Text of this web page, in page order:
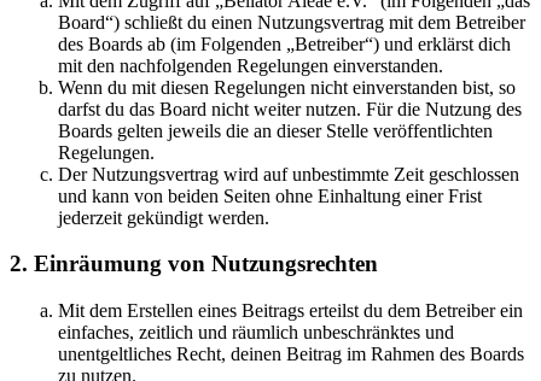
Board“) schließt du einen Nutzungsvertrag mit dem Betreiber
des Boards ab (im Folgenden „Betreiber“) und erklärst dich
mit den nachfolgenden Regelungen einverstanden.
Wenn du mit diesen Regelungen nicht einverstanden bist, so
darfst du das Board nicht weiter nutzen. Für die Nutzung des
Boards gelten jeweils die an dieser Stelle veröffentlichten
Regelungen.
Der Nutzungsvertrag wird auf unbestimmte Zeit geschlossen
und kann von beiden Seiten ohne Einhaltung einer Frist
jederzeit gekündigt werden.
2. Einräumung von Nutzungsrechten
Mit dem Erstellen eines Beitrags erteilst du dem Betreiber ein
einfaches, zeitlich und räumlich unbeschränktes und
unentgeltliches Recht, deinen Beitrag im Rahmen des Boards
zu nutzen.